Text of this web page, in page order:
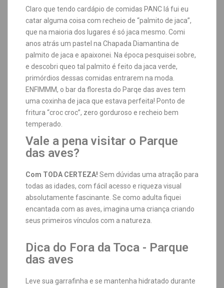
Claro que tendo cardápio de comidas PANC lá fui eu
catar alguma coisa com recheio de “palmito de jaca”,
que na maioria dos lugares é só jaca mesmo. Comi
anos atrás um pastel na Chapada Diamantina de
palmito de jaca e apaixonei. Na época pesquisei sobre,
e descobri queo tal palmito é feito da jaca verde,
primórdios dessas comidas entrarem na moda.
ENFIMMM, o bar da floresta do Parqe das aves tem
uma coxinha de jaca que estava perfeita! Ponto de
fritura “croc croc”, zero gorduroso e recheio bem
temperado.
Vale a pena visitar o Parque
das aves?
Com TODA CERTEZA! Sem dúvidas uma atração para
todas as idades, com fácil acesso e riqueza visual
absolutamente fascinante. Se como adulta fiquei
encantada com as aves, imagina uma criança criando
seus primeiros vínculos com a natureza.
Dica do Fora da Toca - Parque
das aves
Leve sua garrafinha e se mantenha hidratado durante